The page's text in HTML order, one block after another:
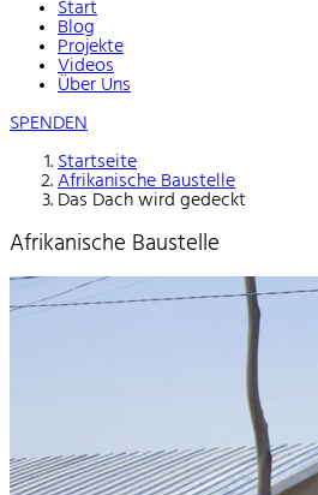
Start
Blog
Projekte
Videos
Über Uns
SPENDEN
Startseite
Afrikanische Baustelle
Das Dach wird gedeckt
Afrikanische Baustelle